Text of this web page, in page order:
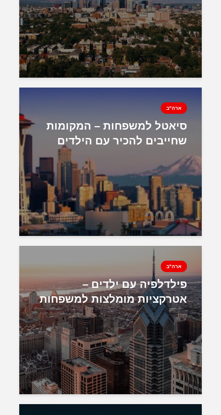
ארה"ב
סיאטל למשפחות – המקומות
שחייבים להכיר עם הילדים
ארה"ב
פילדלפיה עם ילדים –
אטרקציות מומלצות למשפחות